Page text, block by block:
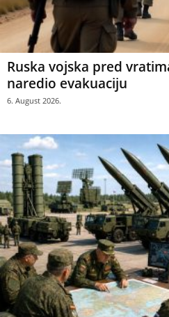
Ruska vojska pred
naredio evakuaciju
6. August 2026.